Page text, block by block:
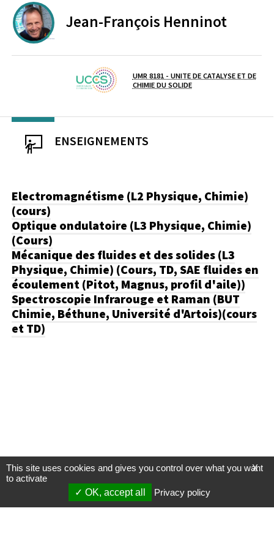
Jean-François Henninot
Laboratoire / équipe
UMR 8181 - UNITE DE CATALYSE ET DE
CHIMIE DU SOLIDE
ENSEIGNEMENTS
Electromagnétisme (L2 Physique, Chimie)
(cours)
Optique ondulatoire (L3 Physique, Chimie)
(Cours)
Mécanique des fluides et des solides (L3
Physique, Chimie) (Cours, TD, SAE fluides en
écoulement (Pitot, Magnus, profil d'aile))
Spectroscopie Infrarouge et Raman (BUT
Chimie, Béthune, Université d'Artois)(cours
et TD)
X
This site uses cookies and gives you control over what you want
to activate
OK, accept all
Privacy policy